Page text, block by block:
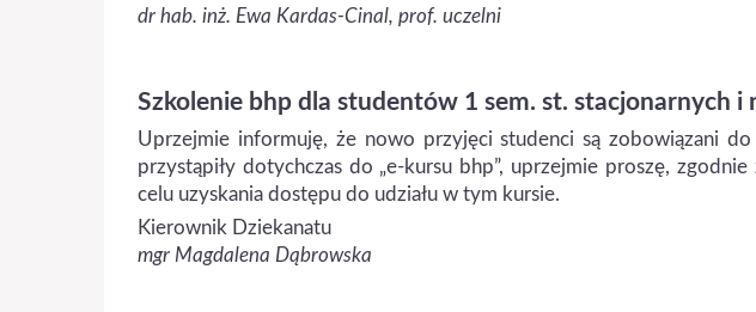
dr hab. inż. Ewa Kardas-Cinal, prof. uczelni
Szkolenie bhp dla studentów 1 sem. st. stacjonarnych i
Uprzejmie informuję, że nowo przyjęci studenci są zobowiązani
przystąpiły dotychczas do „e-kursu bhp”, uprzejmie proszę, zgodnie
celu uzyskania dostępu do udziału w tym kursie.
Kierownik Dziekanatu
mgr Magdalena Dąbrowska